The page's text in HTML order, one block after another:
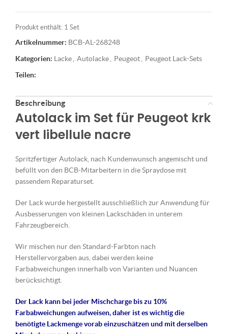
Produkt enthält: 1 Set
Artikelnummer: BCB-AL-268248
Kategorien: Lacke, Autolacke, Peugeot, Peugeot Lack-Sets
Teilen:
Beschreibung
Autolack im Set für Peugeot krk
vert libellule nacre
Spritzfertiger Autolack, nach Kundenwunsch angemischt und
befüllt von den BCB-Mitarbeitern in die Spraydose mit
passendem Reparaturset.
Der Lack wurde hergestellt ausschließlich zur Anwendung für
Ausbesserungen von kleinen Lackschäden in unterem
Fahrzeugbereich.
Wir mischen nur den Standard-Farbton nach
Herstellervorgaben aus, dabei werden keine
Farbabweichungen innerhalb von Varianten und Nuancen
berücksichtigt.
Der Lack kann bei jeder Mischcharge bis zu 10%
Farbabweichungen aufweisen, daher ist es wichtig die
benötigte Lackmenge vorab einzuschätzen und mit derselben